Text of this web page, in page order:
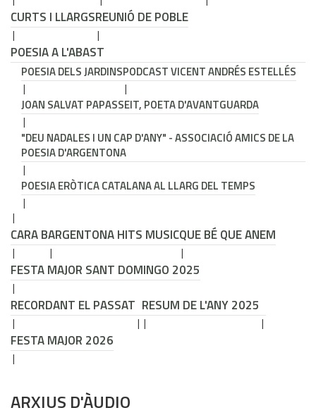
CURTS I LLARGSREUNIÓ DE POBLE
POESIA A L'ABAST
POESIA DELS JARDINSPODCAST VICENT ANDRÉS ESTELLÉS
JOAN SALVAT PAPASSEIT, POETA D'AVANTGUARDA
"DEU NADALES I UN CAP D'ANY" - ASSOCIACIÓ AMICS DE LA
POESIA D'ARGENTONA
POESIA ERÒTICA CATALANA AL LLARG DEL TEMPS
CARA BARGENTONA HITS MUSICQUE BÉ QUE ANEM
FESTA MAJOR SANT DOMINGO 2025
RECORDANT EL PASSAT RESUM DE L'ANY 2025
FESTA MAJOR 2026
ARXIUS D'ÀUDIO